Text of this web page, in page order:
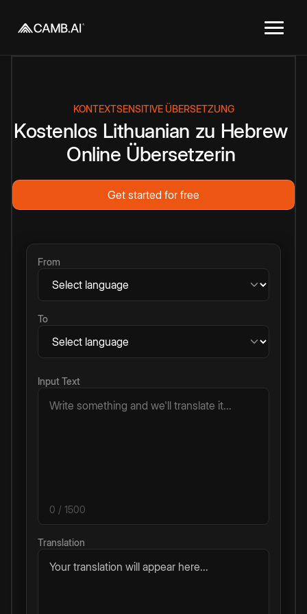
KONTEXTSENSITIVE ÜBERSETZUNG
Kostenlos Lithuanian zu Hebrew
Online Übersetzerin
Get started for free
From
To
Input Text
0 / 1500
Translation
Your translation will appear here...